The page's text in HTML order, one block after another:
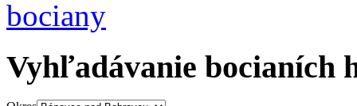
Vyhľadávanie bocianích